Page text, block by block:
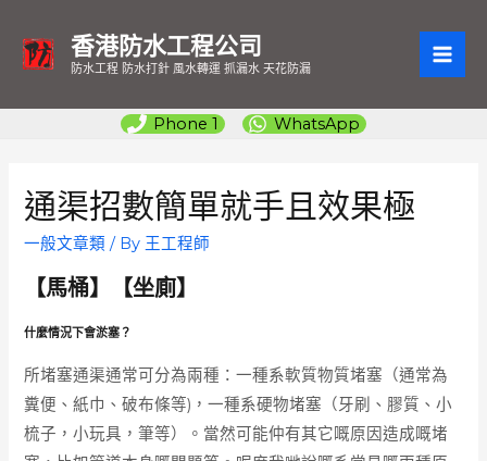
香港防水工程公司
防水工程 防水打針 風水轉運 抓漏水 天花防漏
Phone 1 WhatsApp
通渠招數簡單就手且效果極
一般文章類 / By 王工程師
【馬桶】【坐廁】
什麼情況下會淤塞？
所堵塞通渠通常可分為兩種：一種系軟質物質堵塞（通常為
糞便、紙巾、破布條等)，一種系硬物堵塞（牙刷、膠質、小
梳子，小玩具，筆等）。當然可能仲有其它嘅原因造成嘅堵